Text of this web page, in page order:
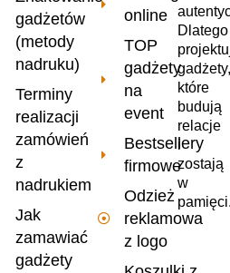
Dlatego
gadżety,
które
budują
relacje
i
zostają
w
online
TOP
gadżety
na
event
Bestsellery
firmowe
Odzież
reklamowa
z logo
gadżetów
(metody
nadruku)
Terminy
realizacji
zamówień
z
nadrukiem
Jak
zamawiać
gadżety